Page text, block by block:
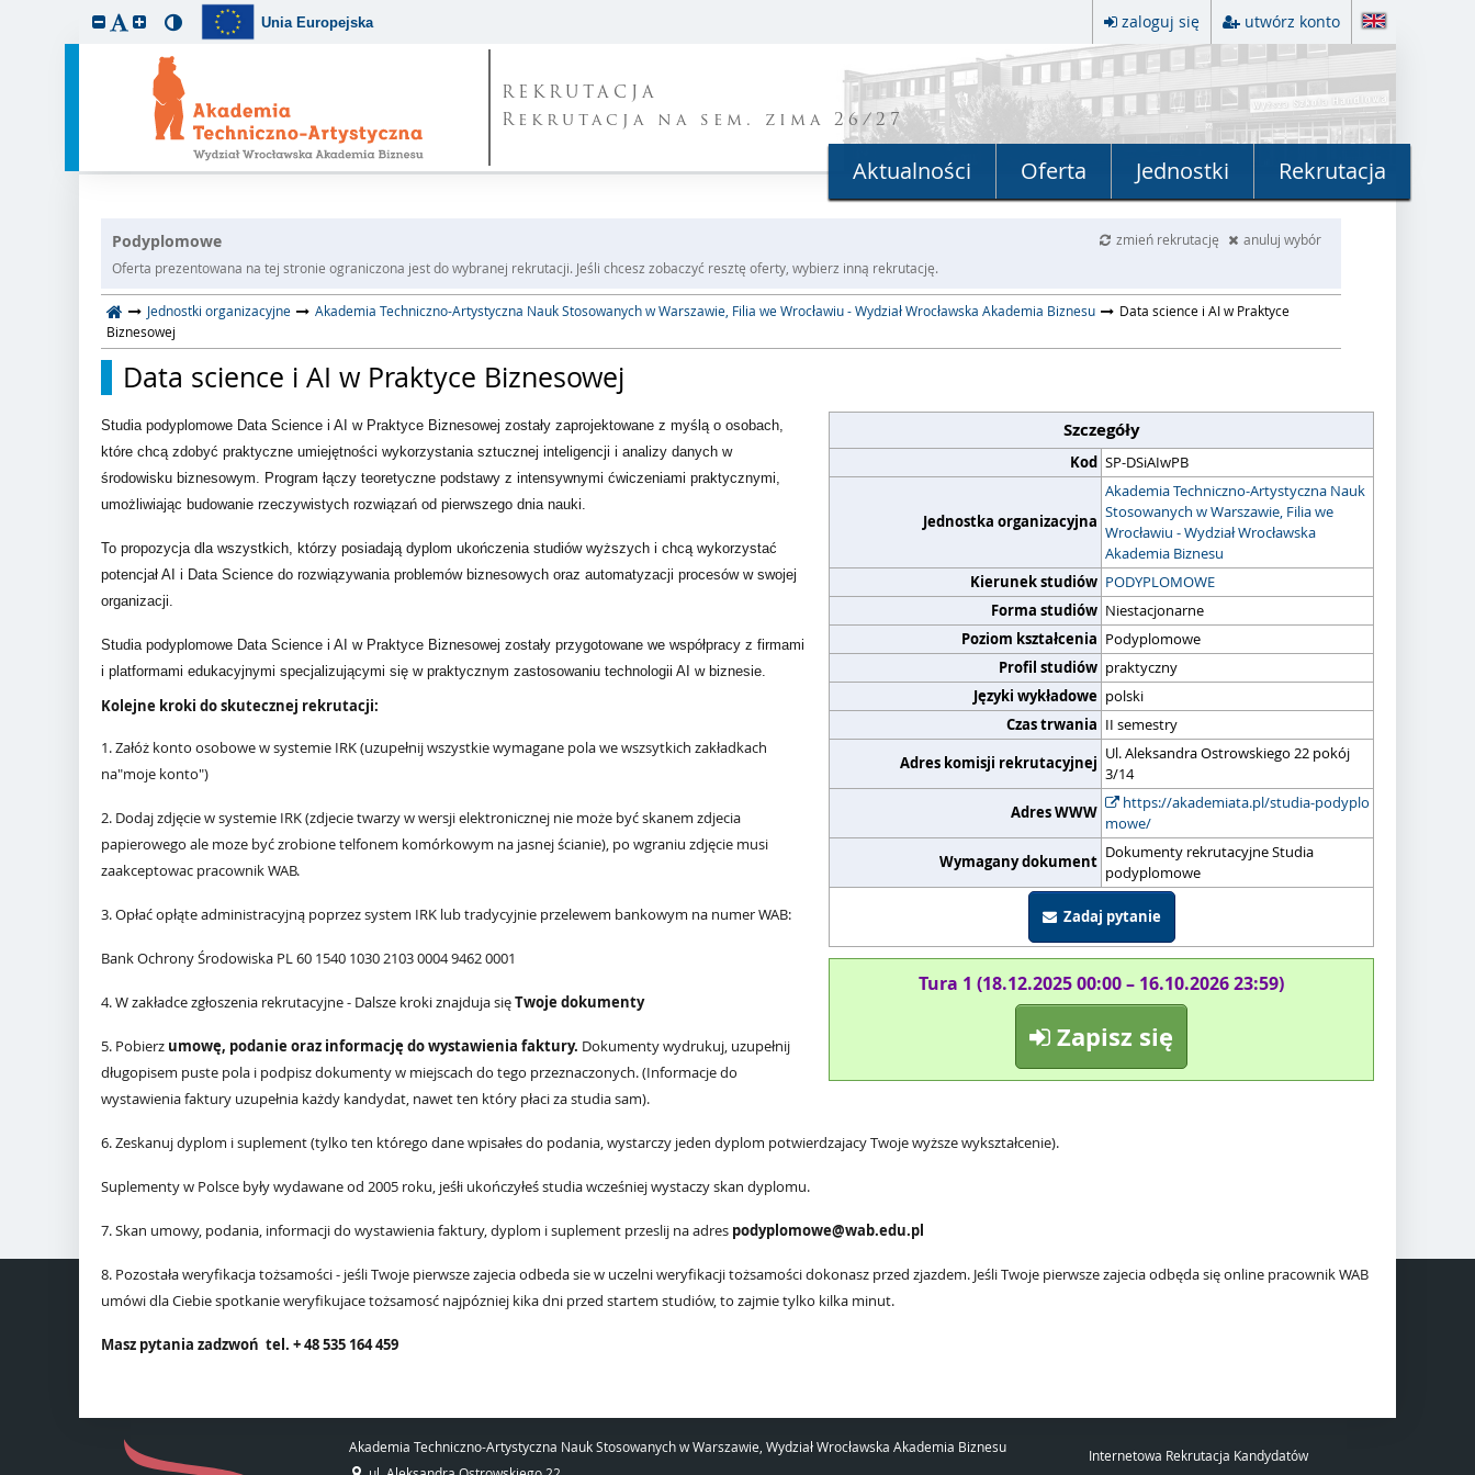
Unia Europejska zaloguj się utwórz konto
REKRUTACJA
Rekrutacja na sem. zima 26/27
Aktualności Oferta Jednostki Rekrutacja
Podyplomowe zmień rekrutację
anuluj wybór
Oferta prezentowana na tej stronie ograniczona jest do wybranej rekrutacji. Jeśli chcesz zobaczyć resztę oferty, wybierz inną rekrutację.
Jednostki organizacyjne Akademia Techniczno-Artystyczna Nauk Stosowanych w Warszawie, Filia we Wrocławiu - Wydział Wrocławska Akademia Biznesu
Data science i AI w Praktyce
Biznesowej
Data science i AI w Praktyce Biznesowej
Szczegóły
Kod SP-DSiAIwPB
Jednostka organizacyjna
Akademia Techniczno-Artystyczna Nauk
Stosowanych w Warszawie, Filia we
Wrocławiu - Wydział Wrocławska
Akademia Biznesu
Kierunek studiów PODYPLOMOWE
Forma studiów Niestacjonarne
Poziom kształcenia Podyplomowe
Profil studiów praktyczny
Języki wykładowe polski
Czas trwania II semestry
Adres komisji rekrutacyjnej Ul. Aleksandra Ostrowskiego 22 pokój
3/14
Adres WWW
https://akademiata.pl/studia-podyplo
mowe/
Wymagany dokument Dokumenty rekrutacyjne Studia
podyplomowe
Zadaj pytanie
Tura 1 (18.12.2025 00:00 – 16.10.2026 23:59)
Zapisz się
Studia podyplomowe Data Science i AI w Praktyce Biznesowej zostały zaprojektowane z myślą o osobach,
które chcą zdobyć praktyczne umiejętności wykorzystania sztucznej inteligencji i analizy danych w
środowisku biznesowym. Program łączy teoretyczne podstawy z intensywnymi ćwiczeniami praktycznymi,
umożliwiając budowanie rzeczywistych rozwiązań od pierwszego dnia nauki.
To propozycja dla wszystkich, którzy posiadają dyplom ukończenia studiów wyższych i chcą wykorzystać
potencjał AI i Data Science do rozwiązywania problemów biznesowych oraz automatyzacji procesów w swojej
organizacji.
Studia podyplomowe Data Science i AI w Praktyce Biznesowej zostały przygotowane we współpracy z firmami
i platformami edukacyjnymi specjalizującymi się w praktycznym zastosowaniu technologii AI w biznesie.
Kolejne kroki do skutecznej rekrutacji:
1. Załóż konto osobowe w systemie IRK (uzupełnij wszystkie wymagane pola we wszsytkich zakładkach
na"moje konto")
2. Dodaj zdjęcie w systemie IRK (zdjecie twarzy w wersji elektronicznej nie może być skanem zdjecia
papierowego ale moze być zrobione telfonem komórkowym na jasnej ścianie), po wgraniu zdjęcie musi
zaakceptowac pracownik WAB.
3. Opłać opłąte administracyjną poprzez system IRK lub tradycyjnie przelewem bankowym na numer WAB:
Bank Ochrony Środowiska PL 60 1540 1030 2103 0004 9462 0001
4. W zakładce zgłoszenia rekrutacyjne - Dalsze kroki znajduja sięTwoje dokumenty
5. Pobierz umowę, podanie oraz informację do wystawienia faktury. Dokumenty wydrukuj, uzupełnij
długopisem puste pola i podpisz dokumenty w miejscach do tego przeznaczonych. (Informacje do
wystawienia faktury uzupełnia każdy kandydat, nawet ten który płaci za studia sam).
6. Zeskanuj dyplom i suplement (tylko ten którego dane wpisałes do podania, wystarczy jeden dyplom potwierdzajacy Twoje wyższe wykształcenie).
Suplementy w Polsce były wydawane od 2005 roku, jeśłi ukończyłeś studia wcześniej wystaczy skan dyplomu.
7. Skan umowy, podania, informacji do wystawienia faktury, dyplom i suplement przeslij na adres podyplomowe@wab.edu.pl
8. Pozostała weryfikacja tożsamości - jeśli Twoje pierwsze zajecia odbeda sie w uczelni weryfikacji tożsamości dokonasz przed zjazdem. Jeśli Twoje pierwsze zajecia odbęda się online pracownik WAB
umówi dla Ciebie spotkanie weryfikujace tożsamosć najpózniej kika dni przed startem studiów, to zajmie tylko kilka minut.
Masz pytania zadzwoń tel. + 48 535 164 459
Akademia Techniczno-Artystyczna Nauk Stosowanych w Warszawie, Wydział Wrocławska Akademia Biznesu
Internetowa Rekrutacja Kandydatów